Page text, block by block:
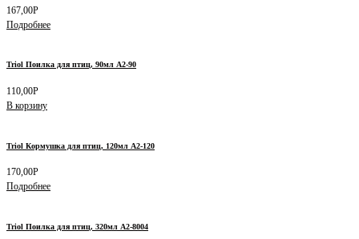
167,00Р
Подробнее
Triol Поилка для птиц, 90мл A2-90
110,00Р
В корзину
Triol Кормушка для птиц, 120мл A2-120
170,00Р
Подробнее
Triol Поилка для птиц, 320мл A2-8004